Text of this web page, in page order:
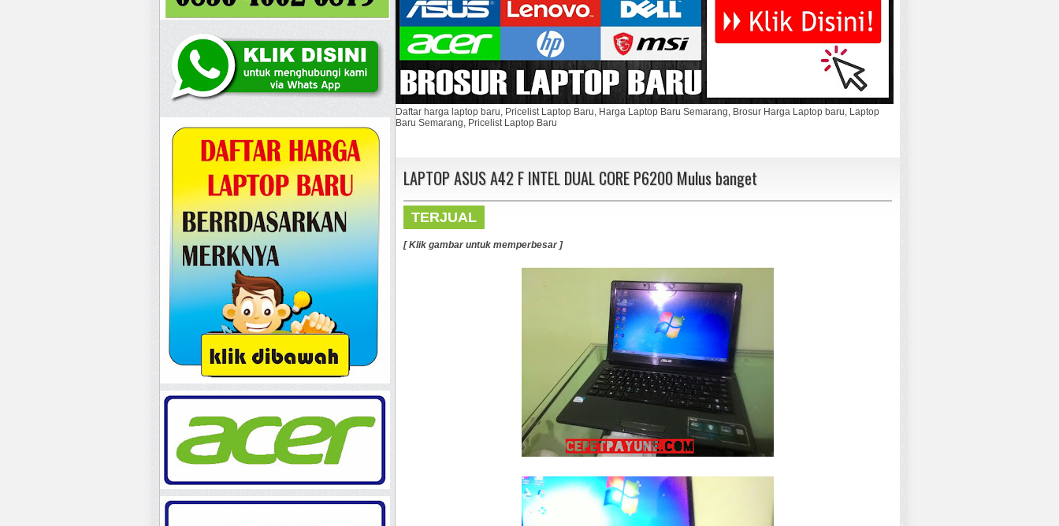
Daftar harga laptop baru, Pricelist Laptop Baru, Harga Laptop Baru Semarang, Brosur Harga Laptop baru, Laptop
Baru Semarang, Pricelist Laptop Baru
LAPTOP ASUS A42 F INTEL DUAL CORE P6200 Mulus banget
TERJUAL
[ Klik gambar untuk memperbesar ]